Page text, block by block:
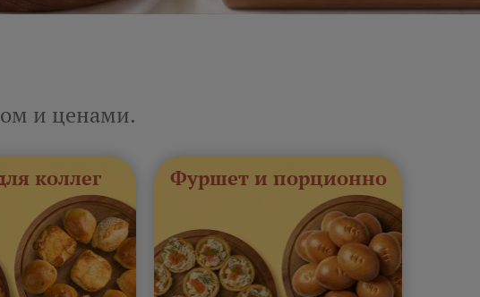
и ценами.
коллег Фуршет и порционно